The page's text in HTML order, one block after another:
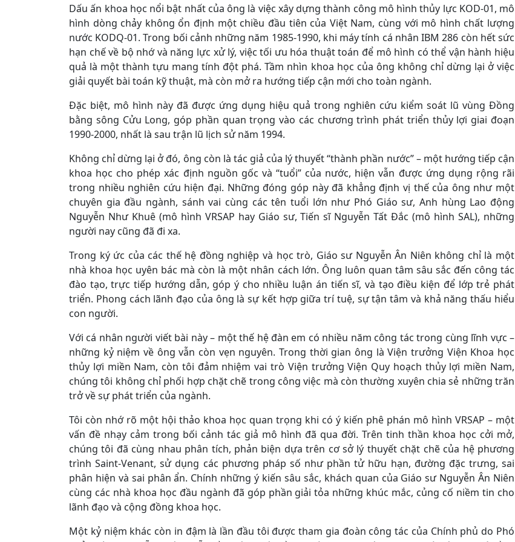
Dấu ấn khoa học nổi bật nhất của ông là việc xây dựng thành công mô hình thủy lực KOD-01, mô
hình dòng chảy không ổn định một chiều đầu tiên của Việt Nam, cùng với mô hình chất lượng
nước KODQ-01. Trong bối cảnh những năm 1985-1990, khi máy tính cá nhân IBM 286 còn hết sức
hạn chế về bộ nhớ và năng lực xử lý, việc tối ưu hóa thuật toán để mô hình có thể vận hành hiệu
quả là một thành tựu mang tính đột phá. Tầm nhìn khoa học của ông không chỉ dừng lại ở việc
giải quyết bài toán kỹ thuật, mà còn mở ra hướng tiếp cận mới cho toàn ngành.
Đặc biệt, mô hình này đã được ứng dụng hiệu quả trong nghiên cứu kiểm soát lũ vùng Đồng
bằng sông Cửu Long, góp phần quan trọng vào các chương trình phát triển thủy lợi giai đoạn
1990-2000, nhất là sau trận lũ lịch sử năm 1994.
Không chỉ dừng lại ở đó, ông còn là tác giả của lý thuyết “thành phần nước” – một hướng tiếp cận
khoa học cho phép xác định nguồn gốc và “tuổi” của nước, hiện vẫn được ứng dụng rộng rãi
trong nhiều nghiên cứu hiện đại. Những đóng góp này đã khẳng định vị thế của ông như một
chuyên gia đầu ngành, sánh vai cùng các tên tuổi lớn như Phó Giáo sư, Anh hùng Lao động
Nguyễn Như Khuê (mô hình VRSAP hay Giáo sư, Tiến sĩ Nguyễn Tất Đắc (mô hình SAL), những
người nay cũng đã đi xa.
Trong ký ức của các thế hệ đồng nghiệp và học trò, Giáo sư Nguyễn Ân Niên không chỉ là một
nhà khoa học uyên bác mà còn là một nhân cách lớn. Ông luôn quan tâm sâu sắc đến công tác
đào tạo, trực tiếp hướng dẫn, góp ý cho nhiều luận án tiến sĩ, và tạo điều kiện để lớp trẻ phát
triển. Phong cách lãnh đạo của ông là sự kết hợp giữa trí tuệ, sự tận tâm và khả năng thấu hiểu
con người.
Với cá nhân người viết bài này – một thế hệ đàn em có nhiều năm công tác trong cùng lĩnh vực –
những kỷ niệm về ông vẫn còn vẹn nguyên. Trong thời gian ông là Viện trưởng Viện Khoa học
thủy lợi miền Nam, còn tôi đảm nhiệm vai trò Viện trưởng Viện Quy hoạch thủy lợi miền Nam,
chúng tôi không chỉ phối hợp chặt chẽ trong công việc mà còn thường xuyên chia sẻ những trăn
trở về sự phát triển của ngành.
Tôi còn nhớ rõ một hội thảo khoa học quan trọng khi có ý kiến phê phán mô hình VRSAP – một
vấn đề nhạy cảm trong bối cảnh tác giả mô hình đã qua đời. Trên tinh thần khoa học cởi mở,
chúng tôi đã cùng nhau phân tích, phản biện dựa trên cơ sở lý thuyết chặt chẽ của hệ phương
trình Saint-Venant, sử dụng các phương pháp số như phần tử hữu hạn, đường đặc trưng, sai
phân hiện và sai phân ẩn. Chính những ý kiến sâu sắc, khách quan của Giáo sư Nguyễn Ân Niên
cùng các nhà khoa học đầu ngành đã góp phần giải tỏa những khúc mắc, củng cố niềm tin cho
lãnh đạo và cộng đồng khoa học.
Một kỷ niệm khác còn in đậm là lần đầu tôi được tham gia đoàn công tác của Chính phủ do Phó